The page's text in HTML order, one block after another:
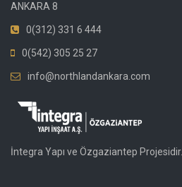
ANKARA 8
0(312) 331 6 444
0(542) 305 25 27
info@northlandankara.com
İntegra Yapı ve Özgaziantep Projesidir.